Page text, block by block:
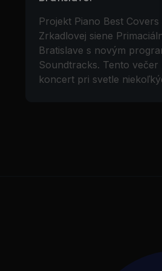
Projekt Piano Best Covers
Zrkadlovej siene
Bratislave s novým
Soundtracks. Tento večer
koncert pri svetle